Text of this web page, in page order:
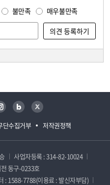
불만족 매우불만족
단수집거부 저작권정책
인스타그램 블로그 트위터
사업자등록 : 314-82-10024
동구-0233호
: 1588-7788(이용료 : 발신자부담)